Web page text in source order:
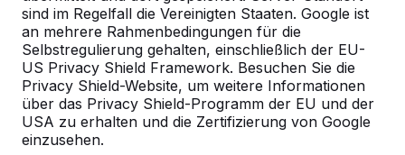
sind im Regelfall die Vereinigten Staaten. Google ist
an mehrere Rahmenbedingungen für die
Selbstregulierung gehalten, einschließlich der EU-
US Privacy Shield Framework. Besuchen Sie die
Privacy Shield-Website, um weitere Informationen
über das Privacy Shield-Programm der EU und der
USA zu erhalten und die Zertifizierung von Google
einzusehen.
42781 Haan
Deutschland
+49 212 934 77 25
info@HeBlad.de